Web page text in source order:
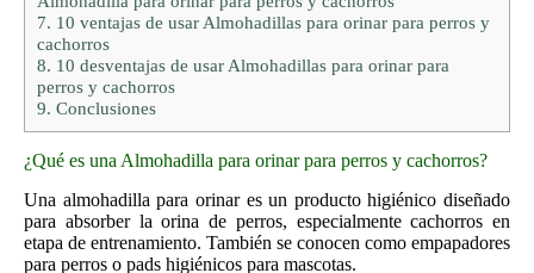
7. 10 ventajas de usar Almohadillas para orinar para perros y
cachorros
8. 10 desventajas de usar Almohadillas para orinar para
perros y cachorros
9. Conclusiones
¿Qué es una Almohadilla para orinar para perros y cachorros?
Una almohadilla para orinar es un producto higiénico diseñado
para absorber la orina de perros, especialmente cachorros en
etapa de entrenamiento. También se conocen como empapadores
para perros o pads higiénicos para mascotas.